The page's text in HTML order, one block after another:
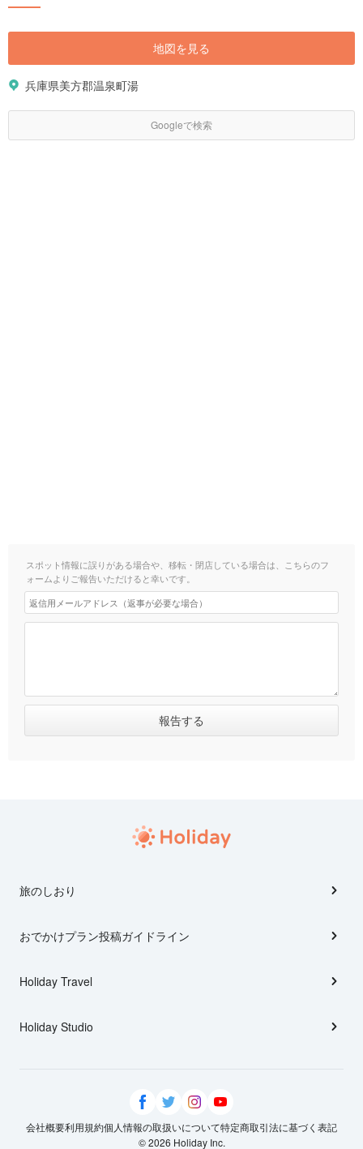
地図を見る
兵庫県美方郡温泉町湯
Googleで検索
スポット情報に誤りがある場合や、移転・閉店している場合は、こちらのフ
ォームよりご報告いただけると幸いです。
旅のしおり
おでかけプラン投稿ガイドライン
Holiday Travel
Holiday Studio
会社概要利用規約個人情報の取扱いについて特定商取引法に基づく表記
© 2026 Holiday Inc.